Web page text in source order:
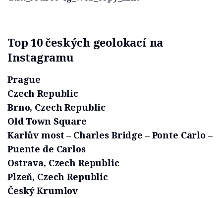
Top 10 českých geolokací na
Instagramu
Prague
Czech Republic
Brno, Czech Republic
Old Town Square
Karlův most – Charles Bridge – Ponte Carlo –
Puente de Carlos
Ostrava, Czech Republic
Plzeň, Czech Republic
Český Krumlov